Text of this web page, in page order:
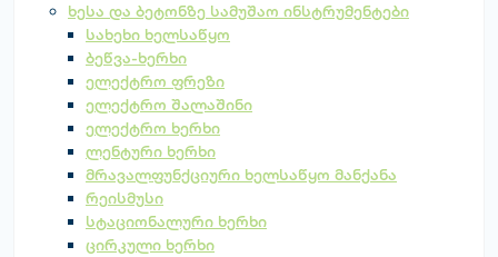
ხესა და ბეტონზე სამუშაო ინსტრუმენტები
სახეხი ხელსაწყო
ბეწვა-ხერხი
ელექტრო ფრეზი
ელექტრო შალაშინი
ელექტრო ხერხი
ლენტური ხერხი
მრავალფუნქციური ხელსაწყო მანქანა
რეისმუსი
სტაციონალური ხერხი
ცირკული ხერხი